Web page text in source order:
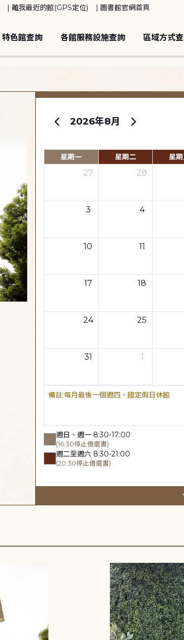
離我最近的館(GPS定位) 圖書館官網首頁
特色館查詢 各館服務設施查詢 區域方式
2026年8月
星期一 星期二 星
27 28
3 4
10 11
17 18
24 25
31 1
每月最後一個週四、國定假日休館
週日、週一 8:30-17:00
(16:30停止借還書)
週二至週六 8:30-21:00
(20:30停止借還書)